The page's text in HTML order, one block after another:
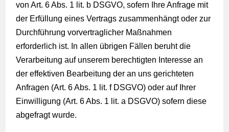
von Art. 6 Abs. 1 lit. b DSGVO, sofern Ihre Anfrage mit
der Erfüllung eines Vertrags zusammenhängt oder zur
Durchführung vorvertraglicher Maßnahmen
erforderlich ist. In allen übrigen Fällen beruht die
Verarbeitung auf unserem berechtigten Interesse an
der effektiven Bearbeitung der an uns gerichteten
Anfragen (Art. 6 Abs. 1 lit. f DSGVO) oder auf Ihrer
Einwilligung (Art. 6 Abs. 1 lit. a DSGVO) sofern diese
abgefragt wurde.